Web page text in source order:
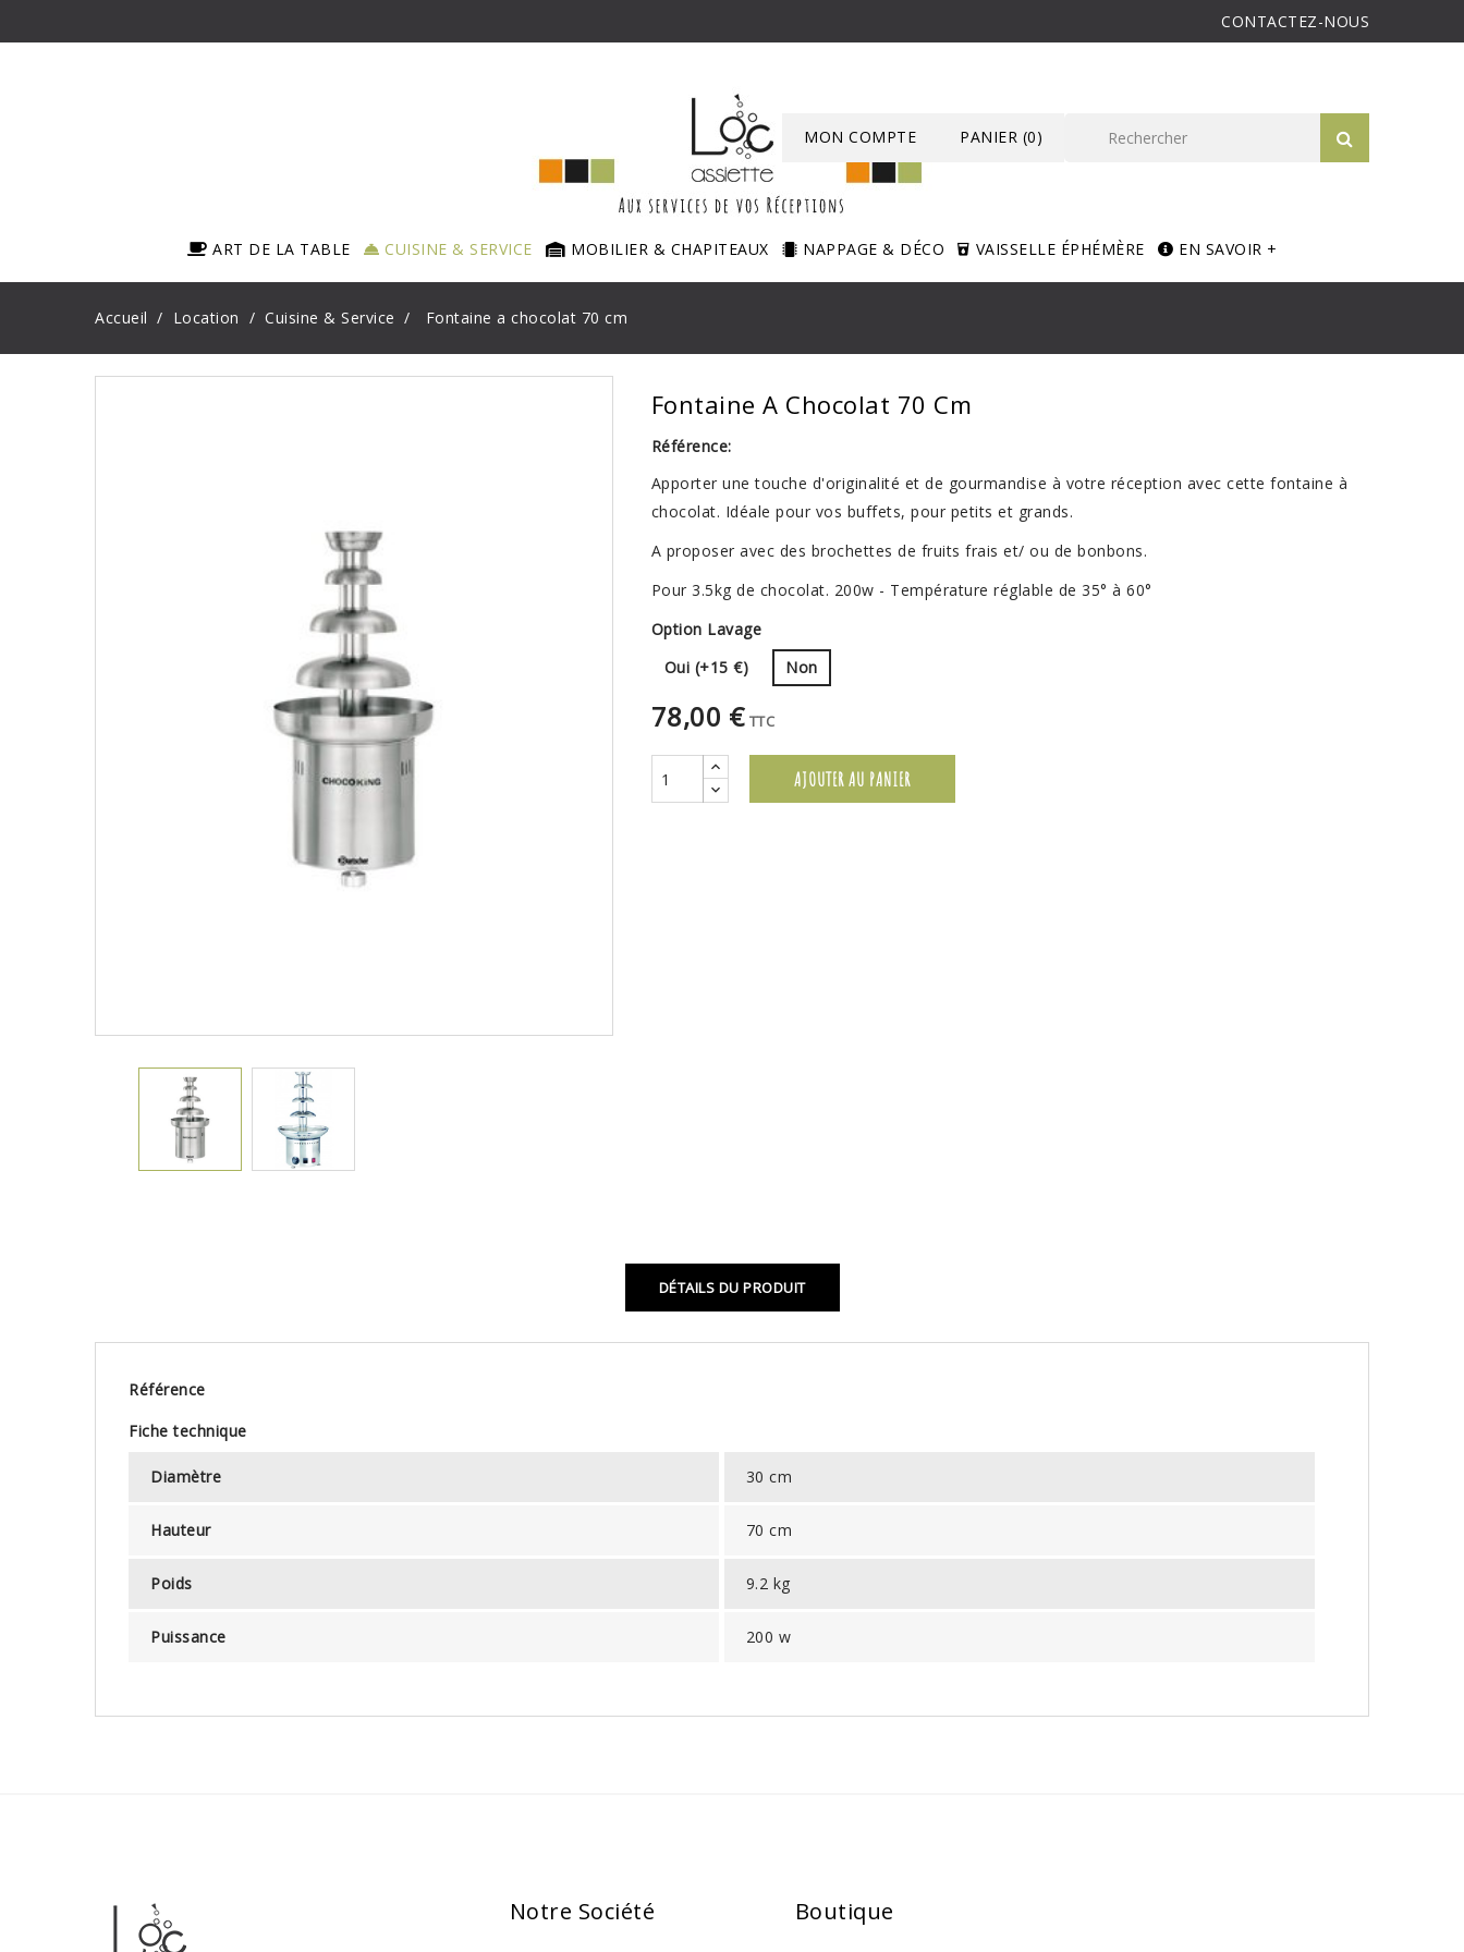
CONTACTEZ-NOUS
PANIER (0)
MON COMPTE
ART DE LA TABLE CUISINE & SERVICE MOBILIER & CHAPITEAUX NAPPAGE & DÉCO VAISSELLE ÉPHÉMÈRE EN SAVOIR +
Accueil Location Cuisine & Service Fontaine a chocolat 70 cm
Fontaine A Chocolat 70 Cm
Référence:
Apporter une touche d'originalité et de gourmandise à votre réception avec cette fontaine à
chocolat. Idéale pour vos buffets, pour petits et grands.
A proposer avec des brochettes de fruits frais et/ ou de bonbons.
Pour 3.5kg de chocolat. 200w - Température réglable de 35° à 60°
Option Lavage
Oui (+15 €)
Non
78,00 € TTC
AJOUTER AU PANIER
DÉTAILS DU PRODUIT
Référence
Fiche technique
Diamètre 30 cm
Hauteur 70 cm
Poids 9.2 kg
Puissance 200 w
Notre Société Boutique